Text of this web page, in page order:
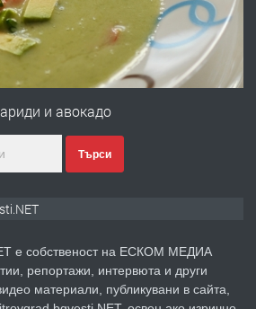
преди 11 месеца
Онлайн магазин за всички!
преди 2 месеца
и авокадо
Търси
е собственост на ЕСКОМ МЕДИА
репортажи, интервюта и други
материали, публикувани в сайта,